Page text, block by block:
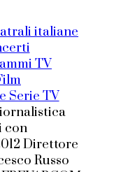
con
Direttore
Russo